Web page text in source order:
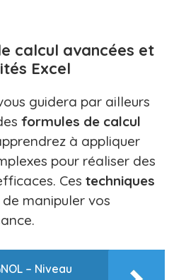
calcul avancées et
Excel
guidera par ailleurs
formules de calcul
à appliquer
pour réaliser des
Ces techniques
manipuler vos
– Niveau